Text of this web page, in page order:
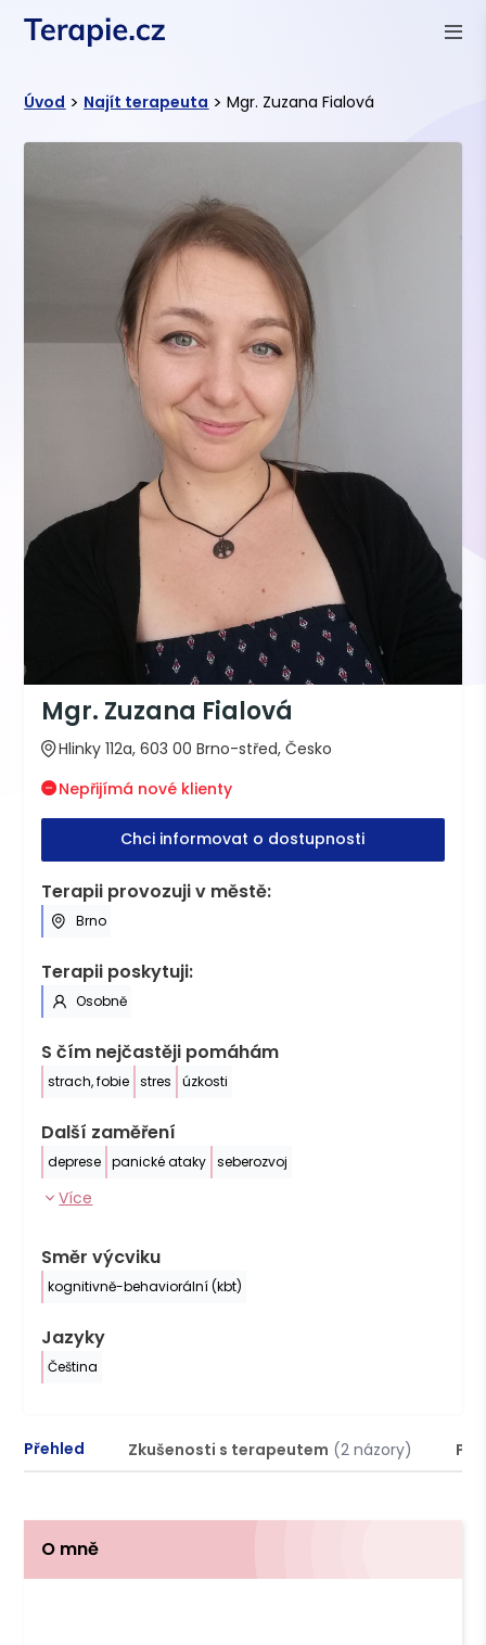
Úvod > Najít terapeuta > Mgr. Zuzana Fialová
Mgr. Zuzana Fialová
Hlinky 112a, 603 00 Brno-střed, Česko
Nepřijímá nové klienty
Chci informovat o dostupnosti
Terapii provozuji v městě:
Brno
Terapii poskytuji:
Osobně
S čím nejčastěji pomáhám
strach, fobie stres úzkosti
Další zaměření
deprese panické ataky seberozvoj
Více
Směr výcviku
kognitivně-behaviorální (kbt)
Jazyky
Čeština
Přehled Zkušenosti s terapeutem (2 názory)
O mně